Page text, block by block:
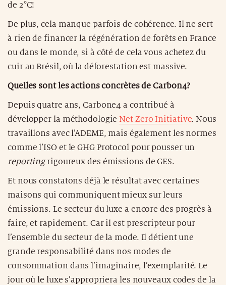
de 2°C!
De plus, cela manque parfois de cohérence. Il ne sert
à rien de financer la régénération de forêts en France
ou dans le monde, si à côté de cela vous achetez du
cuir au Brésil, où la déforestation est massive.
Quelles sont les actions concrètes de Carbon4?
Depuis quatre ans, Carbone4 a contribué à
développer la méthodologie Net Zero Initiative. Nous
travaillons avec l’ADEME, mais également les normes
comme l’ISO et le GHG Protocol pour pousser un
reportingrigoureux des émissions de GES.
Et nous constatons déjà le résultat avec certaines
maisons qui communiquent mieux sur leurs
émissions. Le secteur du luxe a encore des progrès à
faire, et rapidement. Car il est prescripteur pour
l’ensemble du secteur de la mode. Il détient une
grande responsabilité dans nos modes de
consommation dans l’imaginaire, l’exemplarité. Le
jour où le luxe s’appropriera les nouveaux codes de la